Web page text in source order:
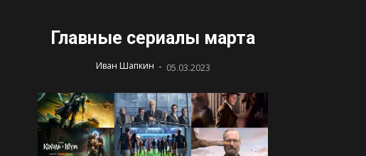
Главные сериалы марта
Иван Шапкин - 05.03.2023